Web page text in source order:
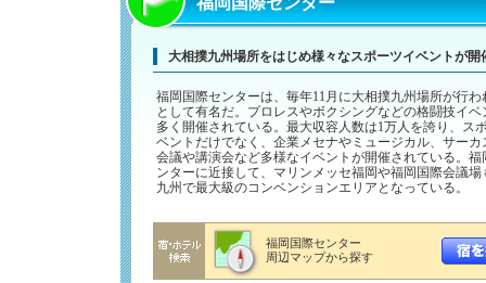
大相撲九州場所をはじめ様々なスポーツイベントが開
福岡国際センターは、毎年11月に大相撲九州場所が行わ
として有名だ。プロレスやボクシングなどの格闘技イベ
多く開催されている。最大収容人数は1万人を誇り、ス
ベントだけでなく、企業メセナやミュージカル、サーカ
会議や講演会など多様なイベントが開催されている。福
ンターに近接して、マリンメッセ福岡や福岡国際会議場
九州で最大級のコンベンションエリアとなっている。
福岡国際センター
周辺マップから探す